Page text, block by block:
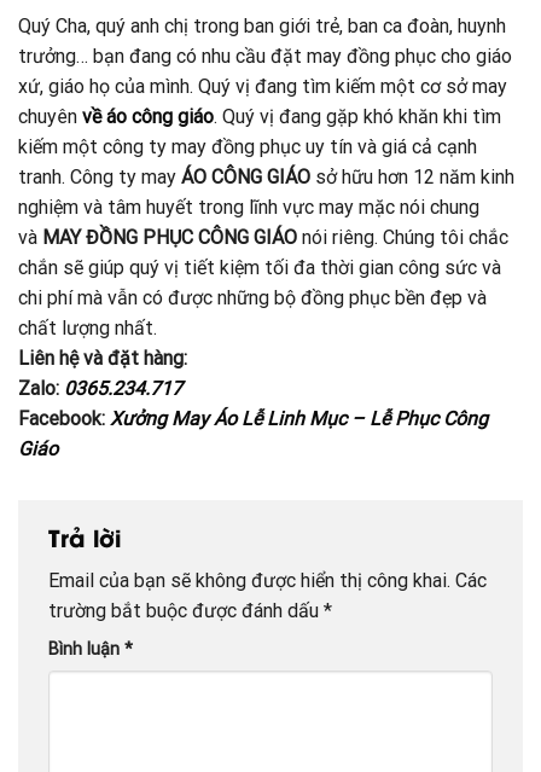
Quý Cha, quý anh chị trong ban giới trẻ, ban ca đoàn, huynh
trưởng… bạn đang có nhu cầu đặt may đồng phục cho giáo
xứ, giáo họ của mình. Quý vị đang tìm kiếm một cơ sở may
chuyên về áo công giáo. Quý vị đang gặp khó khăn khi tìm
kiếm một công ty may đồng phục uy tín và giá cả cạnh
tranh. Công ty may ÁO CÔNG GIÁO sở hữu hơn 12 năm kinh
nghiệm và tâm huyết trong lĩnh vực may mặc nói chung
và MAY ĐỒNG PHỤC CÔNG GIÁO nói riêng. Chúng tôi chắc
chắn sẽ giúp quý vị tiết kiệm tối đa thời gian công sức và
chi phí mà vẫn có được những bộ đồng phục bền đẹp và
chất lượng nhất.
Liên hệ và đặt hàng:
Zalo: 0365.234.717
Facebook: Xưởng May Áo Lễ Linh Mục – Lễ Phục Công
Giáo
Trả lời
Email của bạn sẽ không được hiển thị công khai. Các
trường bắt buộc được đánh dấu *
Bình luận *